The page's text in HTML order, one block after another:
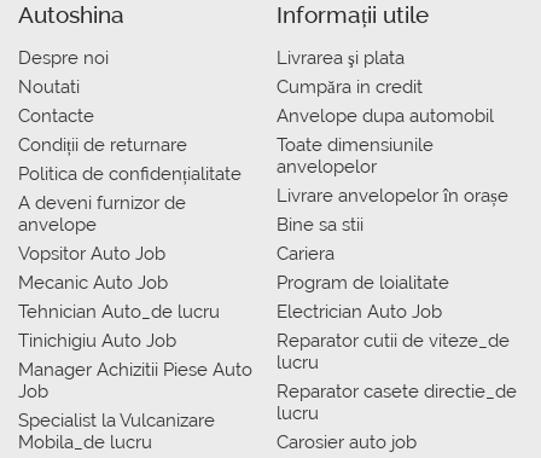
Autoshina
Despre noi
Noutati
Contacte
Condiții de returnare
Politica de confidențialitate
A deveni furnizor de
anvelope
Vopsitor Auto Job
Mecanic Auto Job
Tehnician Auto_de lucru
Tinichigiu Auto Job
Manager Achizitii Piese Auto
Job
Specialist la Vulcanizare
Mobila_de lucru
Informații utile
Livrarea şi plata
Сumpăra in credit
Anvelope dupa automobil
Toate dimensiunile
anvelopelor
Livrare anvelopelor în orașe
Bine sa stii
Cariera
Program de loialitate
Electrician Auto Job
Reparator cutii de viteze_de
lucru
Reparator casete directie_de
lucru
Carosier auto job